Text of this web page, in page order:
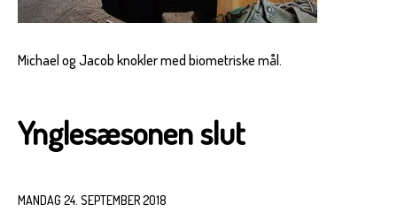
Michael og Jacob knokler med biometriske mål.
Ynglesæsonen slut
MANDAG 24. SEPTEMBER 2018